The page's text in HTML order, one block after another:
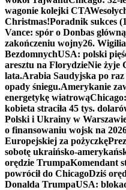
wagonie kolejki CTA
Christmas!Poradnik sukces
Vance: spór o Donbas
zakończeniu wojny26.
BezdomnychUSA: polski
aresztu na FlorydzieNie żyje
lata.Arabia Saudyjska po raz
opady śniegu.Amerykanie
energetykę wiatrową
kobieta straciła 45 tys.
Polski i Ukrainy w
o finansowaniu wojsk na
Europejskiej za pożyczkę
sobotę ukraińsko-
orędzie TrumpaKomendant
powrócił do ChicagoDziś
Donalda TrumpaUSA: